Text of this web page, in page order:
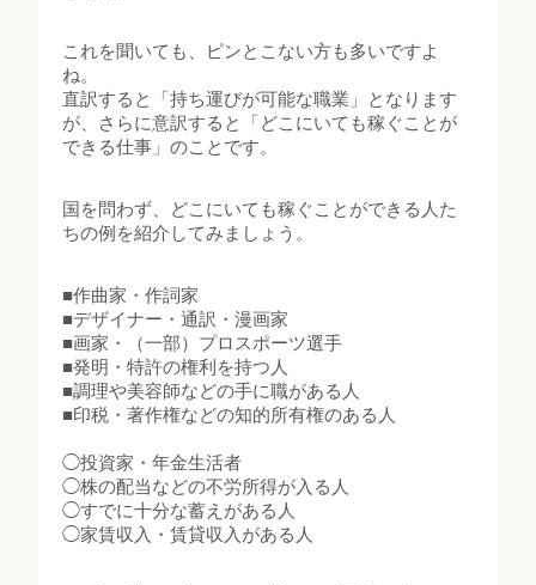
これを聞いても、ピンとこない方も多いですよ
ね。
直訳すると「持ち運びが可能な職業」となります
が、さらに意訳すると「どこにいても稼ぐことが
できる仕事」のことです。
国を問わず、どこにいても稼ぐことができる人た
ちの例を紹介してみましょう。
■作曲家・作詞家
■デザイナー・通訳・漫画家
■画家・（一部）プロスポーツ選手
■発明・特許の権利を持つ人
■調理や美容師などの手に職がある人
■印税・著作権などの知的所有権のある人
◯投資家・年金生活者
◯株の配当などの不労所得が入る人
◯すでに十分な蓄えがある人
◯家賃収入・賃貸収入がある人